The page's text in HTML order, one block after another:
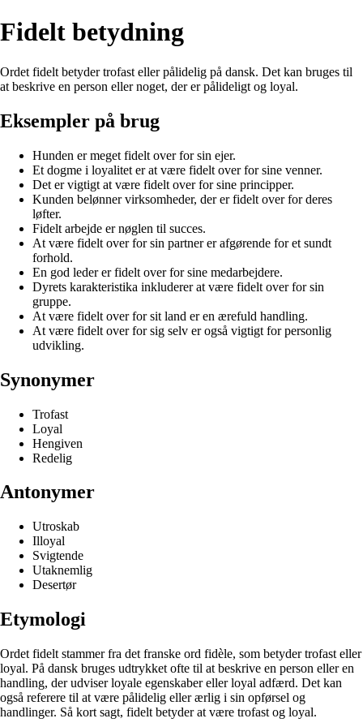
Fidelt betydning
Ordet fidelt betyder trofast eller pålidelig på dansk. Det kan bruges til
at beskrive en person eller noget, der er pålideligt og loyal.
Eksempler på brug
Hunden er meget fidelt over for sin ejer.
Et dogme i loyalitet er at være fidelt over for sine venner.
Det er vigtigt at være fidelt over for sine principper.
Kunden belønner virksomheder, der er fidelt over for deres
løfter.
Fidelt arbejde er nøglen til succes.
At være fidelt over for sin partner er afgørende for et sundt
forhold.
En god leder er fidelt over for sine medarbejdere.
Dyrets karakteristika inkluderer at være fidelt over for sin
gruppe.
At være fidelt over for sit land er en ærefuld handling.
At være fidelt over for sig selv er også vigtigt for personlig
udvikling.
Synonymer
Trofast
Loyal
Hengiven
Redelig
Antonymer
Utroskab
Illoyal
Svigtende
Utaknemlig
Desertør
Etymologi
Ordet fidelt stammer fra det franske ord fidèle, som betyder trofast eller
loyal. På dansk bruges udtrykket ofte til at beskrive en person eller en
handling, der udviser loyale egenskaber eller loyal adfærd. Det kan
også referere til at være pålidelig eller ærlig i sin opførsel og
handlinger. Så kort sagt, fidelt betyder at være trofast og loyal.